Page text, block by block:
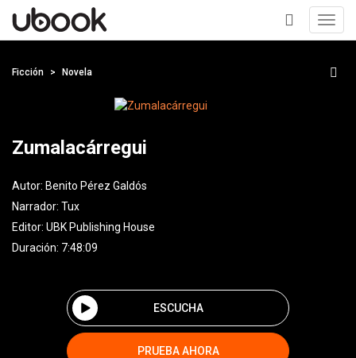
+
Ficción Novela
Zumalacárregui
Autor: Benito Pérez Galdós
Narrador: Tux
Editor: UBK Publishing House
Duración: 7:48:09
ESCUCHA
PRUEBA AHORA